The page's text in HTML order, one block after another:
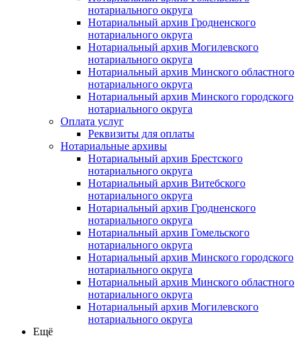
нотариального округа
Нотариальный архив Гродненского
нотариального округа
Нотариальный архив Могилевского
нотариального округа
Нотариальный архив Минского областного
нотариального округа
Нотариальный архив Минского городского
нотариального округа
Оплата услуг
Реквизиты для оплаты
Нотариальные архивы
Нотариальный архив Брестского
нотариального округа
Нотариальный архив Витебского
нотариального округа
Нотариальный архив Гродненского
нотариального округа
Нотариальный архив Гомельского
нотариального округа
Нотариальный архив Минского городского
нотариального округа
Нотариальный архив Минского областного
нотариального округа
Нотариальный архив Могилевского
нотариального округа
Ещё